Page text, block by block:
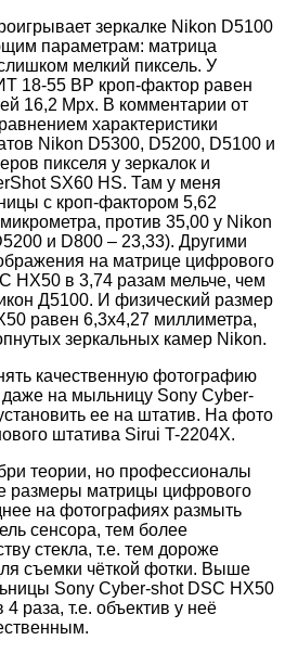
зеркалке Nikon D5100
параметрам: матрица
мелкий пиксель. У
18-55 ВР кроп-фактор равен
16,2 Mpx. В комментарии от
характеристики
Nikon D5300, D5200, D5100 и
пикселя у зеркалок и
SX60 HS. Там у меня
с кроп-фактором 5,62
против 35,00 у Nikon
и D800 – 23,33). Другими
на матрице цифрового
HX50 в 3,74 разам мельче, чем
Д5100. И физический размер
равен 6,3х4,27 миллиметра,
зеркальных камер Nikon.
качественную фотографию
на мыльницу Sony Cyber-
ее на штатив. На фото
штатива Sirui T-2204X.
теории, но профессионалы
размеры матрицы цифрового
на фотографиях размыть
сенсора, тем более
стекла, т.е. тем дороже
съемки чёткой фотки. Выше
Sony Cyber-shot DSC HX50
4 раза, т.е. объектив у неё